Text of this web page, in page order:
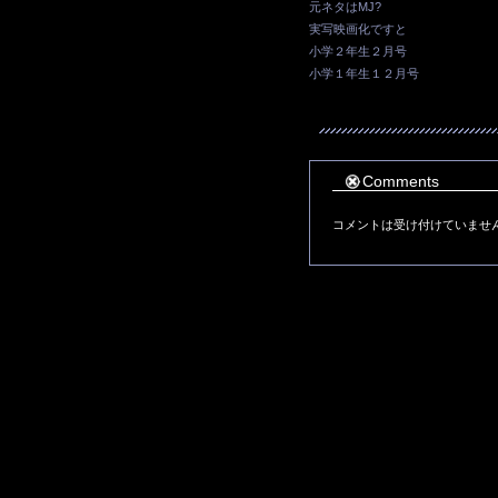
元ネタはMJ?
実写映画化ですと
小学２年生２月号
小学１年生１２月号
Comments
コメントは受け付けていませ